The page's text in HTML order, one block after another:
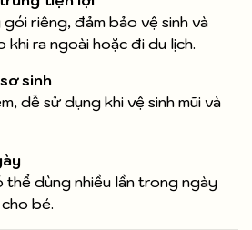
riêng, đảm bảo vệ sinh và
khi ra ngoài hoặc đi du lịch.
sinh
dễ sử dụng khi vệ sinh mũi và
thể dùng nhiều lần trong ngày
bé.